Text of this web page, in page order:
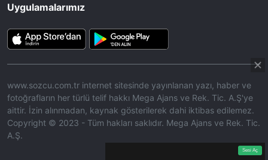
Aç
14.87%
Sesi Aç
Uygulamalarımız
www.sozcu.com.tr internet sitesinde yayınlanan yazı, haber ve
fotoğrafların her türlü telif hakkı Mega Ajans ve Rek. Tic. A.Ş'ye
aittir. İzin alınmadan, kaynak gösterilerek dahi iktibas edilemez.
Copyright © 2023 - Tüm hakları saklıdır. Mega Ajans ve Rek. Tic.
A.Ş.